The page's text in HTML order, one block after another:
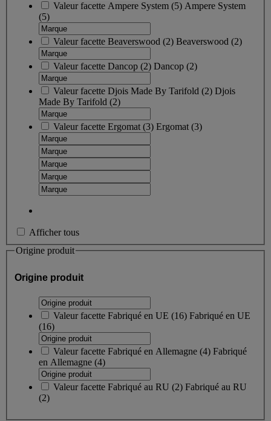
Valeur facette Ampere System (5) Ampere System
(5)
Valeur facette Beaverswood (2) Beaverswood (2)
Valeur facette Dancop (2) Dancop (2)
Valeur facette Djois Made By Tarifold (2) Djois
Made By Tarifold (2)
Valeur facette Ergomat(3) Ergomat(3)
Afficher tous
Origine produit
Origine produit
Valeur facette Fabriqué en UE (16) Fabriqué en UE
(16)
Valeur facette Fabriqué en Allemagne (4) Fabriqué
en Allemagne (4)
Valeur facette Fabriqué au RU (2) Fabriqué au RU
(2)